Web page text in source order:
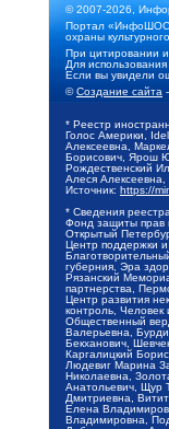
© 2007-2026,
Портал «ИнфоШОС»
охраны
При цитировании
Для
Если вы увидели
©Создание сайта
* Реестр
Голос Америки,
Алексеевна,
Борисович, Ярош
Рождественский
Алеся
Источник: https://
* Сведения
Фонд защиты прав
Открытый
Центр поддержки
губерния, Эра
Рязанский
партнерства,
Центр развития
контроль,
Общественный
Валерьевна,
Бекханович,
Каргалицкий
Людевиг Марина
Николаевна,
Анатольевич, Щур
Дмитриевна,
Елена
Владимировна,